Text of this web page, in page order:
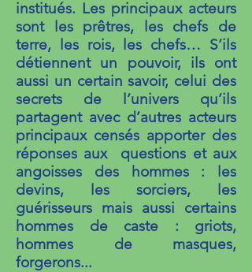
institués. Les principaux acteurs
sont les prêtres, les chefs de
terre, les rois, les chefs… S’ils
détiennent un pouvoir, ils ont
aussi un certain savoir, celui des
secrets de l’univers qu’ils
partagent avec d’autres acteurs
principaux censés apporter des
réponses aux questions et aux
angoisses des hommes : les
devins, les sorciers, les
guérisseurs mais aussi certains
hommes de caste : griots,
hommes de masques,
forgerons...